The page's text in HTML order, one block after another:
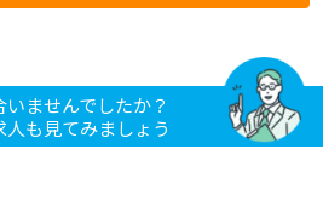
ませんでしたか？
も見てみましょう